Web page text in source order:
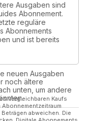
Ausgaben sind
Abonnement.
reguläre
Abonnements
und ist bereits
neuen Ausgaben
noch ältere
unten, um andere
vergleichbaren Kaufs
abweichen. Die